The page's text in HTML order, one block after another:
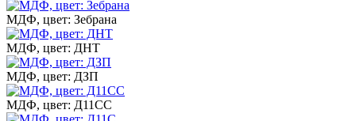
МДФ, цвет: Зебрана
МДФ, цвет: ДНТ
МДФ, цвет: ДЗП
МДФ, цвет: Д11СС